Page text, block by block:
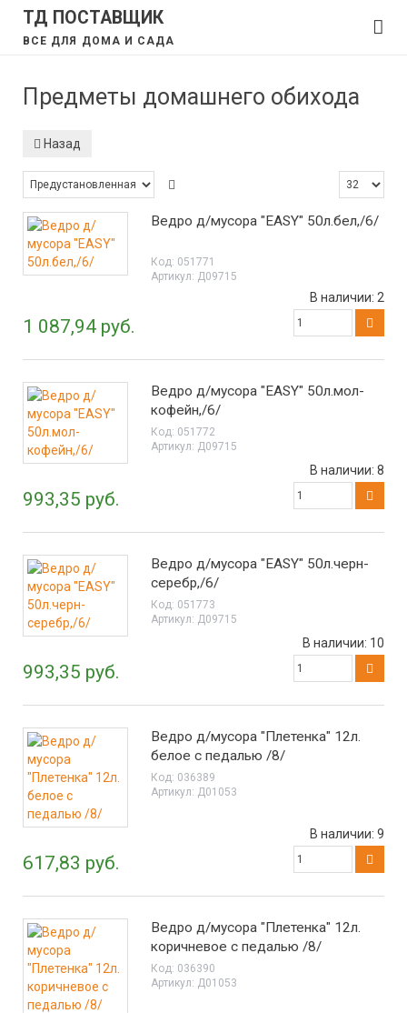
ТД ПОСТАВЩИК
ВСЕ ДЛЯ ДОМА И САДА
Предметы домашнего обихода
Назад
Ведро д/мусора "EASY" 50л.бел,/6/
Код: 051771
Артикул: Д09715
1 087,94 руб.
В наличии: 2
Ведро д/мусора "EASY" 50л.мол-
кофейн,/6/
Код: 051772
Артикул: Д09715
993,35 руб.
В наличии: 8
Ведро д/мусора "EASY" 50л.черн-
серебр,/6/
Код: 051773
Артикул: Д09715
993,35 руб.
В наличии: 10
Ведро д/мусора "Плетенка" 12л.
белое с педалью /8/
Код: 036389
Артикул: Д01053
617,83 руб.
В наличии: 9
Ведро д/мусора "Плетенка" 12л.
коричневое с педалью /8/
Код: 036390
Артикул: Д01053